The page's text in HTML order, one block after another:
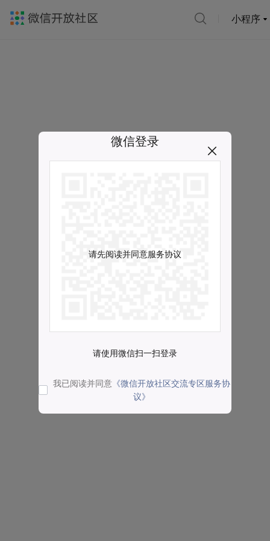
小程序
微信登录
请先阅读并同意服务协议
请使用微信扫一扫登录
我已阅读并同意 《微信开放社区交流专区服务协
议》